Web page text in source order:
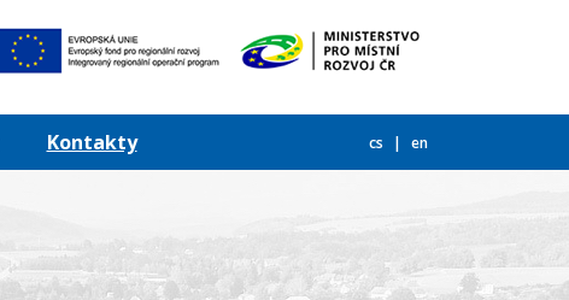
cs en
Kontakty